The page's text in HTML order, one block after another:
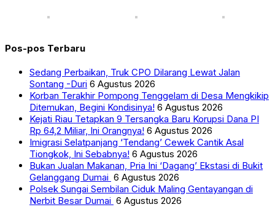
Pos-pos Terbaru
Sedang Perbaikan, Truk CPO Dilarang Lewat Jalan
Sontang -Duri 6 Agustus 2026
Korban Terakhir Pompong Tenggelam di Desa Mengkikip
Ditemukan, Begini Kondisinya! 6 Agustus 2026
Kejati Riau Tetapkan 9 Tersangka Baru Korupsi Dana PI
Rp 64,2 Miliar, Ini Orangnya! 6 Agustus 2026
Imigrasi Selatpanjang ‘Tendang’ Cewek Cantik Asal
Tiongkok, Ini Sebabnya! 6 Agustus 2026
Bukan Jualan Makanan, Pria Ini ‘Dagang’ Ekstasi di Bukit
Gelanggang Dumai 6 Agustus 2026
Polsek Sungai Sembilan Ciduk Maling Gentayangan di
Nerbit Besar Dumai 6 Agustus 2026